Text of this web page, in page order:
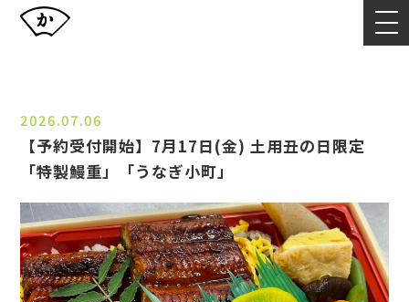
2026.07.06
【予約受付開始】7月17日(金) 土用丑の日限定
「特製鰻重」「うなぎ小町」